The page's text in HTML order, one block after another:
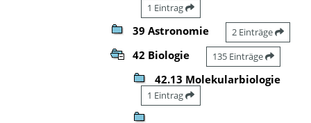
1 Eintrag
39 Astronomie 2 Einträge
42 Biologie 135 Einträge
42.13 Molekularbiologie
1 Eintrag